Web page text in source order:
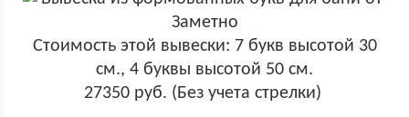
Стоимость этой вывески: 7 букв высотой 30
см., 4 буквы высотой 50 см.
27350 руб. (Без учета стрелки)